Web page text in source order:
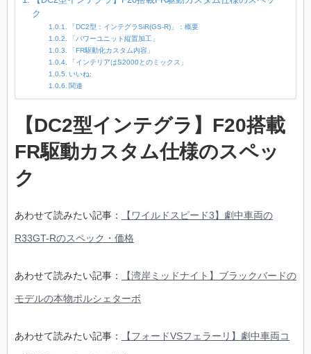
ク
「DC2型：インテグラSiR(GS-R)」：概要
「パワーユニット縦置加工」
「FR駆動化カスタム内容」
「インテリアはS2000とのミックス」
いいね:
関連
【DC2型インテグラ】F20搭載
FR駆動カスタム仕様のスペッ
ク
あわせて読みたい記事： 【ワイルドスピード3】劇中車両の
R33GT-Rのスペック・価格
あわせて読みたい記事： 【湾岸ミッドナイト】ブラックバードの
モデルの本物ポルシェターボ
あわせて読みたい記事： 【フォードVSフェラーリ】劇中車両コ